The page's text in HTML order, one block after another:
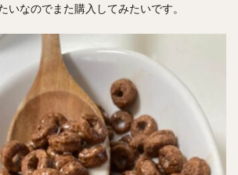
いなのでまた購入してみたいです。